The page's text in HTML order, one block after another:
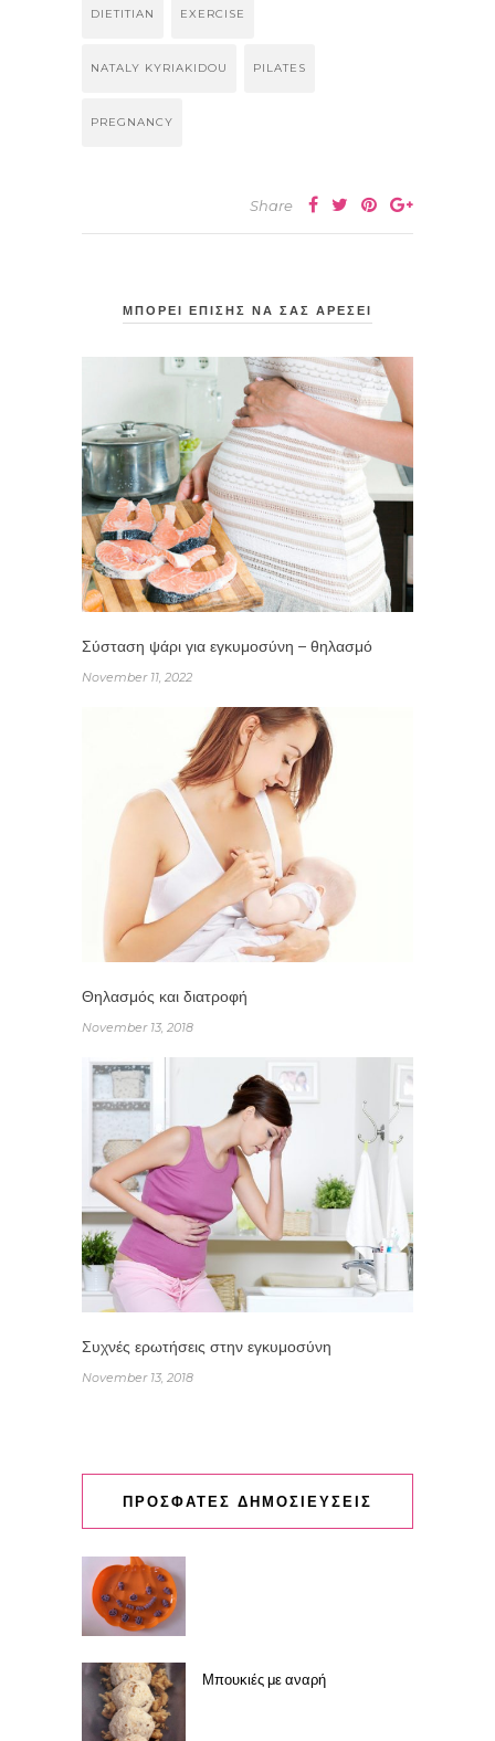
DIETITIAN EXERCISE
NATALY KYRIAKIDOU PILATES
PREGNANCY
Share
ΜΠΟΡΕΙ ΕΠΙΣΗΣ ΝΑ ΣΑΣ ΑΡΕΣΕΙ
Σύσταση ψάρι για εγκυμοσύνη – θηλασμό
November 11, 2022
Θηλασμός και διατροφή
November 13, 2018
Συχνές ερωτήσεις στην εγκυμοσύνη
November 13, 2018
ΠΡΟΣΦΑΤΕΣ ΔΗΜΟΣΙΕΥΣΕΙΣ
Μπουκιές με αναρή